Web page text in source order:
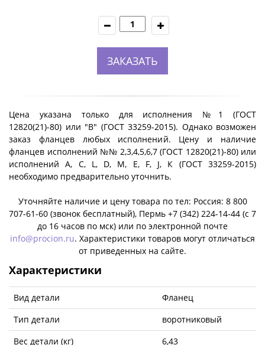
ЗАКАЗАТЬ
Цена указана только для исполнения №1 (ГОСТ
12820(21)-80) или "B" (ГОСТ 33259-2015). Однако возможен
заказ фланцев любых исполнений. Цену и наличие
фланцев исполнений №№ 2,3,4,5,6,7 (ГОСТ 12820(21)-80) или
исполнений A, C, L, D, M, E, F, J, К (ГОСТ 33259-2015)
необходимо предварительно уточнить.
Уточняйте наличие и цену товара по тел: Россия: 8 800
707-61-60 (звонок бесплатный), Пермь +7 (342) 224-14-44 (c 7
до 16 часов по мск) или по электронной почте
info@procion.ru. Характеристики товаров могут отличаться
от приведенных на сайте.
Характеристики
Вид детали
Фланец
Тип детали
воротниковый
Вес детали (кг)
6,43